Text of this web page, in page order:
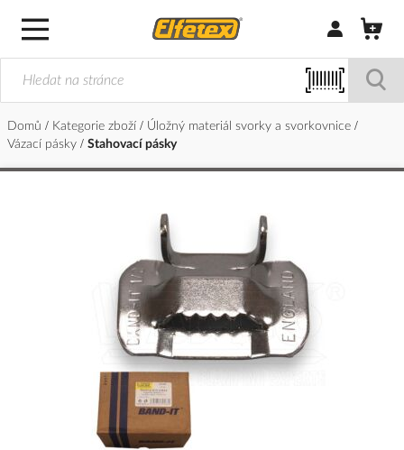
Přihlásit/
Domů Kategorie zboží
Úložný materiál svorky a svorkovnice
Vázací pásky
Stahovací pásky